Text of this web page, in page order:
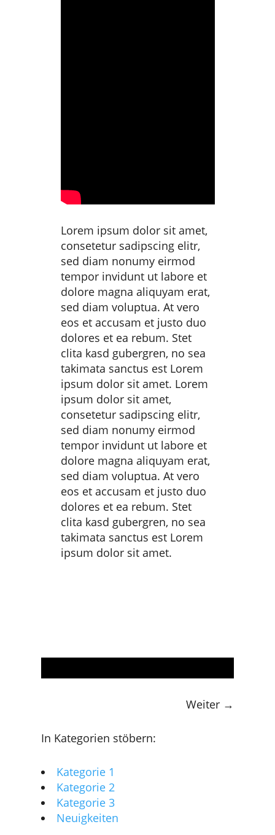
Lorem ipsum dolor sit amet,
consetetur sadipscing elitr,
sed diam nonumy eirmod
tempor invidunt ut labore et
dolore magna aliquyam erat,
sed diam voluptua. At vero
eos et accusam et justo duo
dolores et ea rebum. Stet
clita kasd gubergren, no sea
takimata sanctus est Lorem
ipsum dolor sit amet. Lorem
ipsum dolor sit amet,
consetetur sadipscing elitr,
sed diam nonumy eirmod
tempor invidunt ut labore et
dolore magna aliquyam erat,
sed diam voluptua. At vero
eos et accusam et justo duo
dolores et ea rebum. Stet
clita kasd gubergren, no sea
takimata sanctus est Lorem
ipsum dolor sit amet.
Weiter→
In Kategorien stöbern:
Kategorie 1
Kategorie 2
Kategorie 3
Neuigkeiten